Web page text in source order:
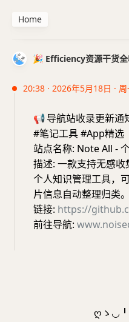
🎉 Efficiency资源干货
20:38 · 2026年5月18日 ·
📢导航站收录更新通
#笔记工具 #App精选
站点名称: Note All -
描述: 一款支持无感
个人知识管理工具，
片信息自动整理归类。
链接: https://
前往导航:
Home
ღゝ